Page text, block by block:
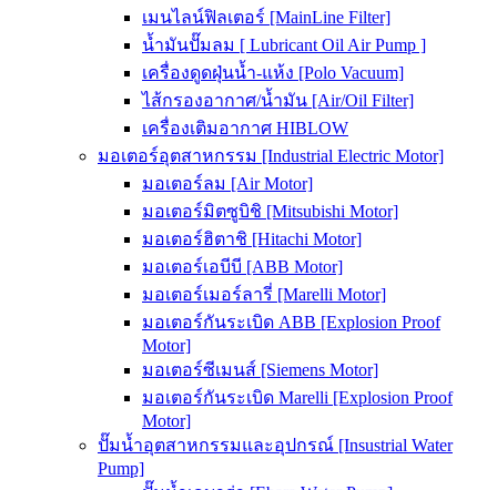
เมนไลน์ฟิลเตอร์ [MainLine Filter]
น้ำมันปั๊มลม [ Lubricant Oil Air Pump ]
เครื่องดูดฝุ่นน้ำ-แห้ง [Polo Vacuum]
ไส้กรองอากาศ/น้ำมัน [Air/Oil Filter]
เครื่องเติมอากาศ HIBLOW
มอเตอร์อุตสาหกรรม [Industrial Electric Motor]
มอเตอร์ลม [Air Motor]
มอเตอร์มิตซูบิชิ [Mitsubishi Motor]
มอเตอร์ฮิตาชิ [Hitachi Motor]
มอเตอร์เอบีบี [ABB Motor]
มอเตอร์เมอร์ลารี่ [Marelli Motor]
มอเตอร์กันระเบิด ABB [Explosion Proof
Motor]
มอเตอร์ซีเมนส์ [Siemens Motor]
มอเตอร์กันระเบิด Marelli [Explosion Proof
Motor]
ปั๊มน้ำอุตสาหกรรมและอุปกรณ์ [Insustrial Water
Pump]